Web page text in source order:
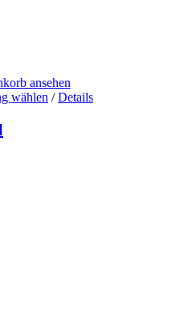
ansehen
wählen / Details